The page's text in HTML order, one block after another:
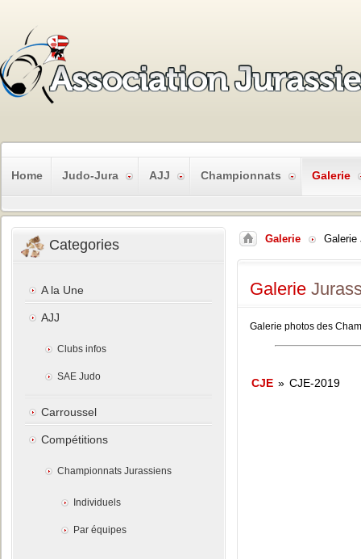
Home Judo-Jura AJJ Championnats Galerie
Galerie Galerie
Galerie
Galerie photos des
CJE » CJE-2019
Categories
A la Une
AJJ
Clubs infos
SAE Judo
Carroussel
Compétitions
Championnats Jurassiens
Individuels
Par équipes